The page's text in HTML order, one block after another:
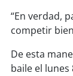
soy
soy
“En verdad,
competir
De esta
baile el